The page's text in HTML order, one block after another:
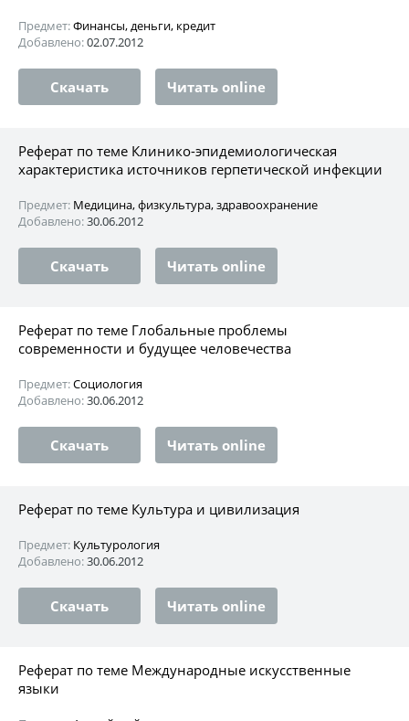
Предмет:Финансы, деньги, кредит
Добавлено:02.07.2012
Скачать Читать online
Реферат по теме Клинико-эпидемиологическая
характеристика источников герпетической инфекции
Предмет: Медицина, физкультура, здравоохранение
Добавлено:30.06.2012
Скачать Читать online
Реферат по теме Глобальные проблемы
современности и будущее человечества
Предмет:Социология
Добавлено:30.06.2012
Скачать Читать online
Реферат по теме Культура и цивилизация
Предмет: Культурология
Добавлено:30.06.2012
Скачать Читать online
Реферат по теме Международные искусственные
языки